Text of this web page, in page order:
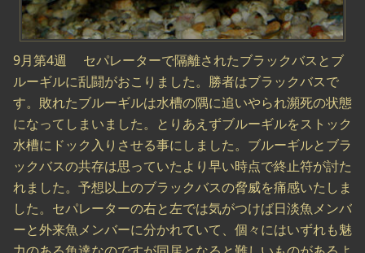
9月第4週 セパレーターで隔離されたブラックバスとブ
ルーギルに乱闘がおこりました。勝者はブラックバスで
す。敗れたブルーギルは水槽の隅に追いやられ瀕死の状態
になってしまいました。とりあえずブルーギルをストック
水槽にドック入りさせる事にしました。ブルーギルとブラ
ックバスの共存は思っていたより早い時点で終止符が討た
れました。予想以上のブラックバスの脅威を痛感いたしま
した。セパレーターの右と左では気がつけば日淡魚メンバ
ーと外来魚メンバーに分かれていて、個々にはいずれも魅